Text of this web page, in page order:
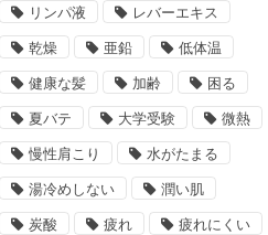
リンパ液 レバーエキス
乾燥 亜鉛 低体温
健康な髪 加齢 困る
夏バテ 大学受験 微熱
慢性肩こり 水がたまる
湯冷めしない 潤い肌
炭酸 疲れ 疲れにくい